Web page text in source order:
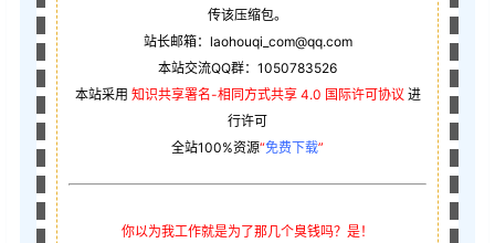
传该压缩包。
站长邮箱：laohouqi_com@qq.com
本站交流QQ群：1050783526
本站采用 知识共享署名-相同方式共享 4.0 国际许可协议 进
行许可
全站100%资源“免费下载”
你以为我工作就是为了那几个臭钱吗？是！